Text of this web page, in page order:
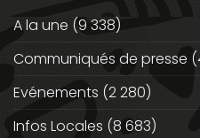
A la une (9 338)
Communiqués de presse
Evénements (2 280)
Infos Locales (8 683)